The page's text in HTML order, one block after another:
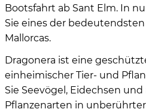
Bootsfahrt ab Sant Elm. In
Sie eines der
Mallorcas.
Dragonera ist eine
einheimischer Tier- und
Sie Seevögel, Eidechsen
Pflanzenarten in